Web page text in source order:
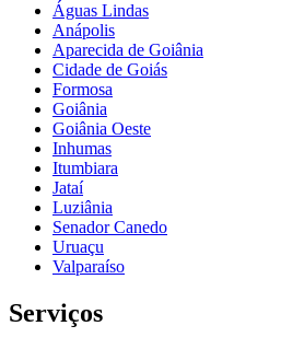
Águas Lindas
Anápolis
Aparecida de Goiânia
Cidade de Goiás
Formosa
Goiânia
Goiânia Oeste
Inhumas
Itumbiara
Jataí
Luziânia
Senador Canedo
Uruaçu
Valparaíso
Serviços